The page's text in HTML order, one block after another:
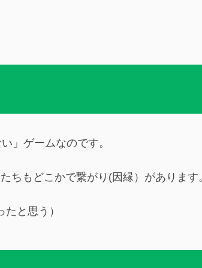
」ゲームなのです。
ちもどこかで繋がり(因縁）があります
と思う）